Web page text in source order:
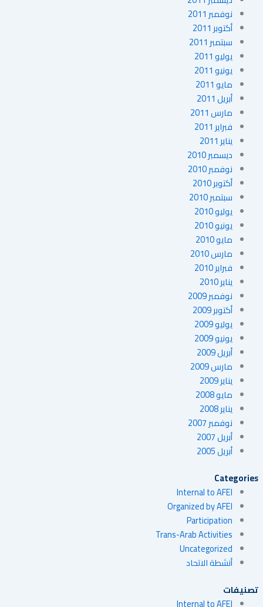
نوفمبر 2011
أكتوبر 2011
سبتمبر 2011
يوليو 2011
يونيو 2011
مايو 2011
أبريل 2011
مارس 2011
فبراير 2011
يناير 2011
ديسمبر 2010
نوفمبر 2010
أكتوبر 2010
سبتمبر 2010
يوليو 2010
يونيو 2010
مايو 2010
مارس 2010
فبراير 2010
يناير 2010
نوفمبر 2009
أكتوبر 2009
يوليو 2009
يونيو 2009
أبريل 2009
مارس 2009
يناير 2009
مايو 2008
يناير 2008
نوفمبر 2007
أبريل 2007
أبريل 2005
Categories
Internal to AFEI
Organized by AFEI
Participation
Trans-Arab Activities
Uncategorized
أنشطة الاتحاد
تصنيفات
Internal to AFEI